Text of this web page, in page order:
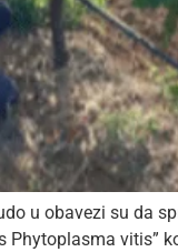
u obavezi su da
vitis”